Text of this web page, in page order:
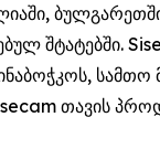
შტატებში.
თავის